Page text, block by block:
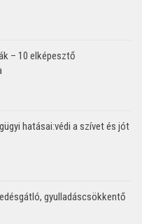
– 10 elképesztő
hatásai:védi a szívet és jót
gyulladáscsökkentő